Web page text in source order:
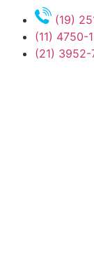
(19)
(11) 4750-
(21)